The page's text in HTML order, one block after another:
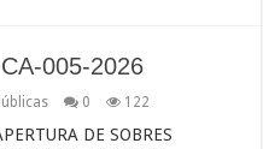
005-2026
0 122
DE SOBRES